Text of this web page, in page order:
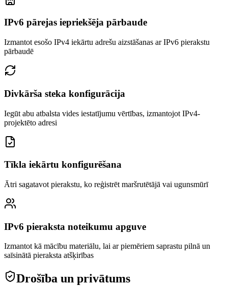
IPv6 pārejas iepriekšēja pārbaude
Izmantot esošo IPv4 iekārtu adrešu aizstāšanas ar IPv6 pierakstu
pārbaudē
Divkārša steka konfigurācija
Iegūt abu atbalsta vides iestatījumu vērtības, izmantojot IPv4-
projektēto adresi
Tīkla iekārtu konfigurēšana
Ātri sagatavot pierakstu, ko reģistrēt maršrutētājā vai ugunsmūrī
IPv6 pieraksta noteikumu apguve
Izmantot kā mācību materiālu, lai ar piemēriem saprastu pilnā un
saīsinātā pieraksta atšķirības
Drošība un privātums